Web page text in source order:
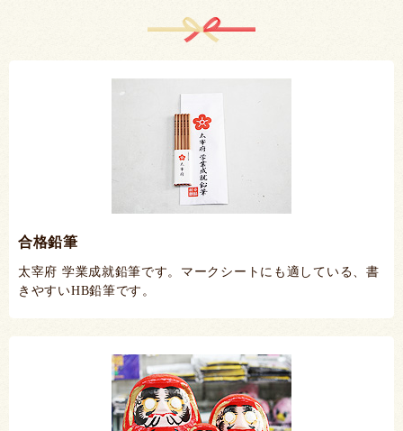
合格鉛筆
太宰府 学業成就鉛筆です。マークシートにも適している、書
きやすいHB鉛筆です。